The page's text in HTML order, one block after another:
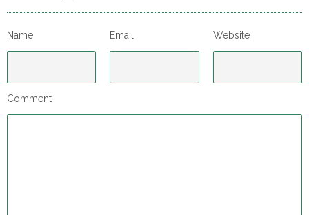
Name Email Website
Comment